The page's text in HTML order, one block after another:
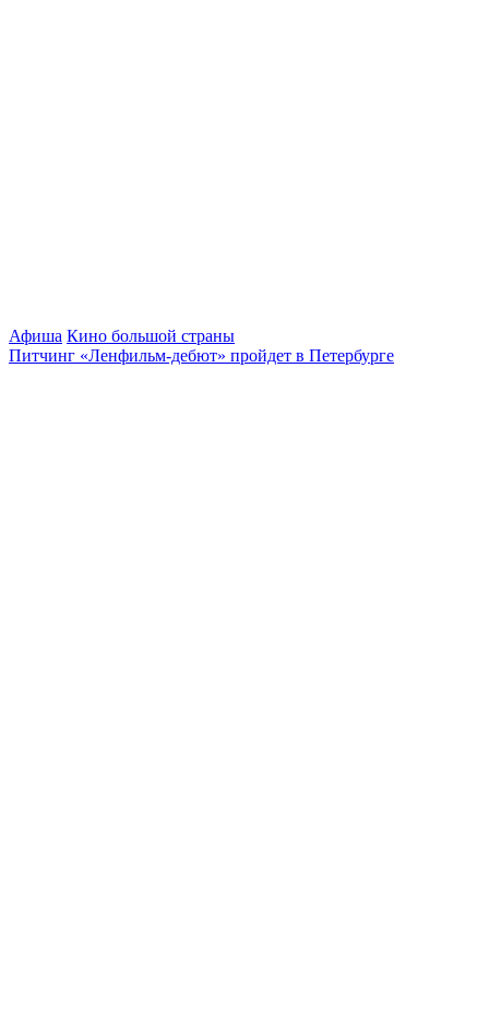
Афиша Кино большой страны
Питчинг «Ленфильм-дебют» пройдет в Петербурге